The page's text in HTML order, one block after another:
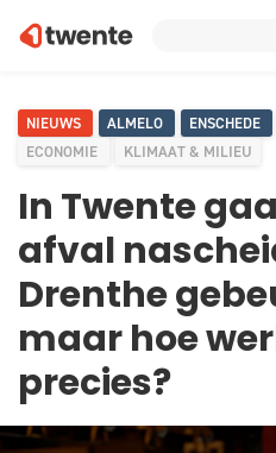
NIEUWS ALMELO ENSCHEDE
ECONOMIE
KLIMAAT & MILIEU
In Twente
afval
Drenthe
maar hoe
precies?